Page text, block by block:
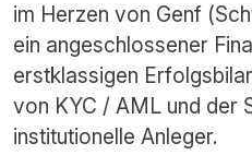
im Herzen von Genf
ein angeschlossener
erstklassigen
von KYC / AML und der
institutionelle Anleger.